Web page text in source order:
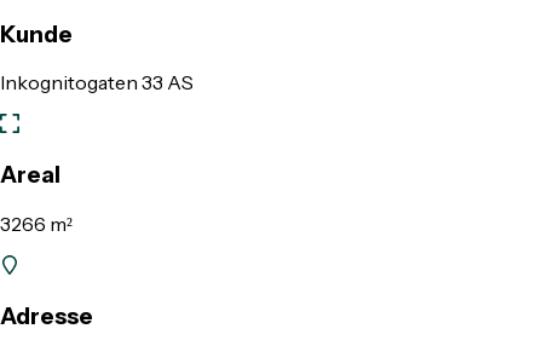
Kunde
Inkognitogaten 33 AS
Areal
3266 m²
Adresse